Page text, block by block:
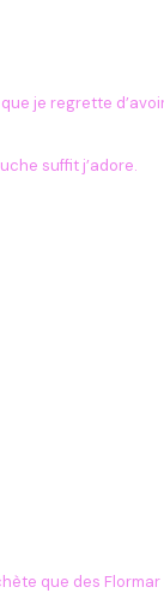
je regrette
suffit j’adore.
que des